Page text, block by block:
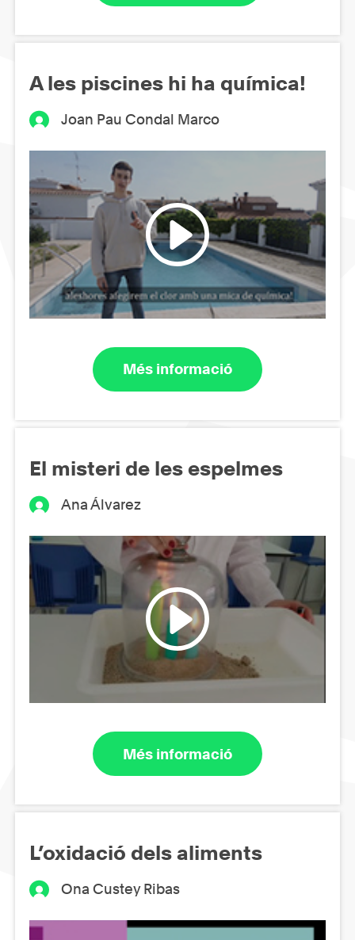
A les piscines hi ha química!
Joan Pau Condal Marco
Més informació
El misteri de les espelmes
Ana Álvarez
Més informació
L’oxidació dels aliments
Ona Custey Ribas